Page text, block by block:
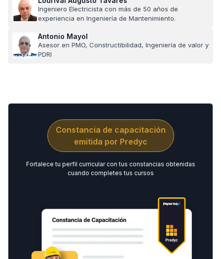
Ingeniero Electricista con más de 50 años de
experiencia en Ingeniería de Mantenimiento.
Antonio Mayol
Asesor en PMO, Constructibilidad, Ingeniería de valor y
PDRI
Constancia de capacitación
emitida por Predyc
Fortalece tu perfil curricular con tus constancias obtenidas
cuando completes tus cursos